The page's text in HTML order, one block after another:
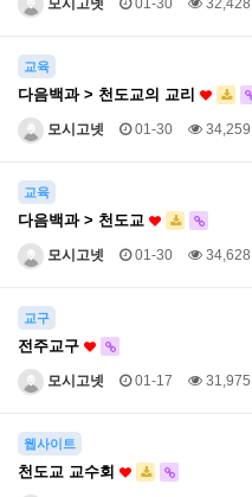
모시고넷 01-30 32,428
교육
다음백과 > 천도교의 교리
모시고넷 01-30 34,259
교육
다음백과 > 천도교
모시고넷 01-30 34,628
교구
전주교구
모시고넷 01-17 31,975
웹사이트
천도교 교수회